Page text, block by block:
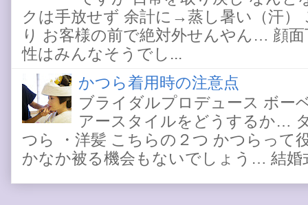
クは手放せず 余計に→蒸し暑い（汗
り お客様の前で絶対外せんやん… 顔
性はみんなそうでし...
かつら着用時の注意点
ブライダルプロデュース ボー
アースタイルをどうするか…
つら ・洋髪 こちらの２つ かつらって
かなか被る機会もないでしょう… 結婚